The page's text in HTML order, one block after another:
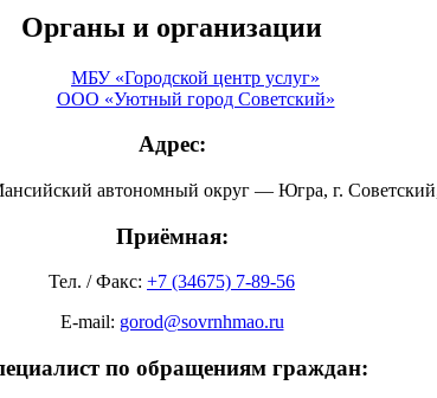
Органы и организации
МБУ «Городской центр услуг»
ООО «Уютный город Советский»
Адрес:
автономный округ — Югра, г.
Приёмная:
Тел. / Факс: +7 (34675) 7-89-56
E-mail: gorod@sovrnhmao.ru
по обращениям граждан: